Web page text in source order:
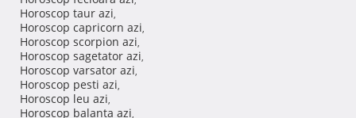
Horoscop taur azi,
Horoscop capricorn azi,
Horoscop scorpion azi,
Horoscop sagetator azi,
Horoscop varsator azi,
Horoscop pesti azi,
Horoscop leu azi,
Horoscop balanta azi,